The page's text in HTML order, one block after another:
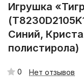
Игрушка
Синий,
полистирола)
0 Нет отзывов